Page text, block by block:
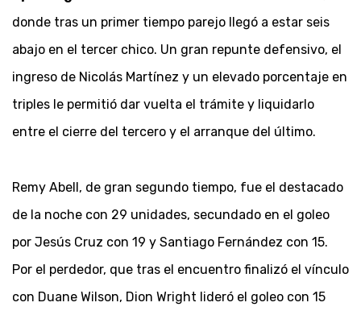
donde tras un primer tiempo parejo llegó a estar seis
abajo en el tercer chico. Un gran repunte defensivo, el
ingreso de Nicolás Martínez y un elevado porcentaje en
triples le permitió dar vuelta el trámite y liquidarlo
entre el cierre del tercero y el arranque del último.
Remy Abell, de gran segundo tiempo, fue el destacado
de la noche con 29 unidades, secundado en el goleo
por Jesús Cruz con 19 y Santiago Fernández con 15.
Por el perdedor, que tras el encuentro finalizó el vínculo
con Duane Wilson, Dion Wright lideró el goleo con 15